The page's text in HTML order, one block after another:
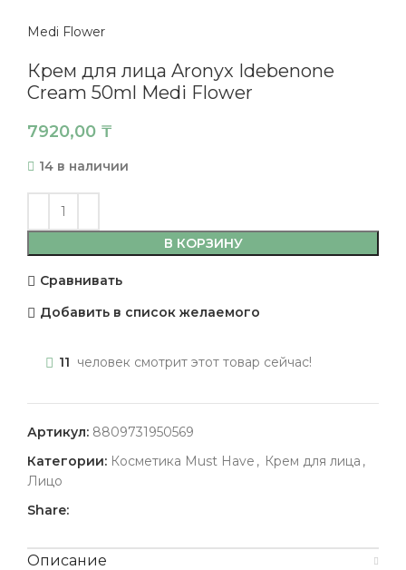
Medi Flower
Крем для лица Aronyx Idebenone
Cream 50ml Medi Flower
7920,00 ₸
14 в наличии
В КОРЗИНУ
Сравнивать
Добавить в список желаемого
11 человек смотрит этот товар сейчас!
Артикул: 8809731950569
Категории: Косметика Must Have , Крем для лица ,
Лицо
Share:
Описание